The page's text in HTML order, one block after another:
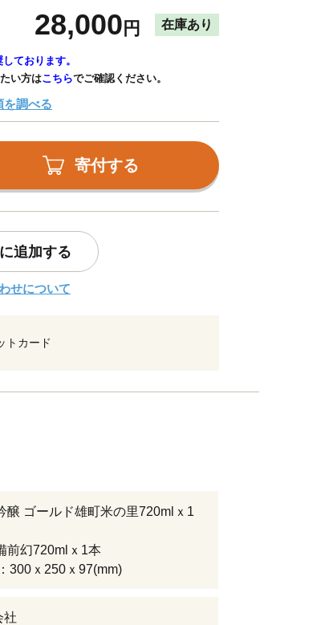
28,000 円 在庫あり
ております。
い方はこちらでご確認ください。
を調べる
寄付する
追加する
せについて
トカード
醸 ゴールド雄町米の里720mlｘ1
前幻720mlｘ1本
300ｘ250ｘ97(mm)
社